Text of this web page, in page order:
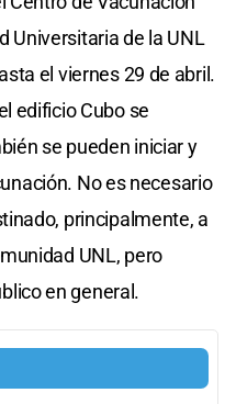
Universitaria de la UNL
el viernes 29 de abril.
edificio Cubo se
se pueden iniciar y
No es necesario
principalmente, a
UNL, pero
en general.